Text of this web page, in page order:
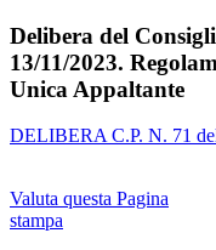
Delibera del
13/11/2023.
Unica Appaltante
DELIBERA C.P. N. 71
Valuta questa Pagina
stampa